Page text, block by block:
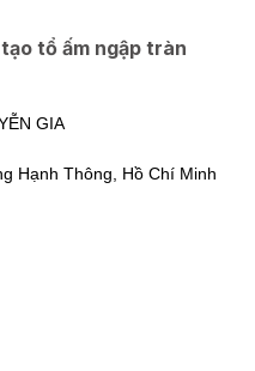
tổ ấm ngập tràn
GIA
Hạnh Thông, Hồ Chí Minh